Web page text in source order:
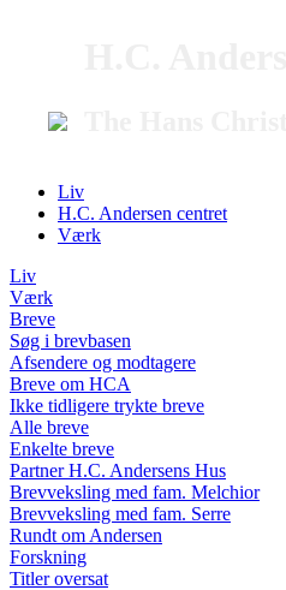
Liv
H.C. Andersen centret
Værk
Liv
Værk
Breve
Søg i brevbasen
Afsendere og modtagere
Breve om HCA
Ikke tidligere trykte breve
Alle breve
Enkelte breve
Partner H.C. Andersens Hus
Brevveksling med fam. Melchior
Brevveksling med fam. Serre
Rundt om Andersen
Forskning
Titler oversat